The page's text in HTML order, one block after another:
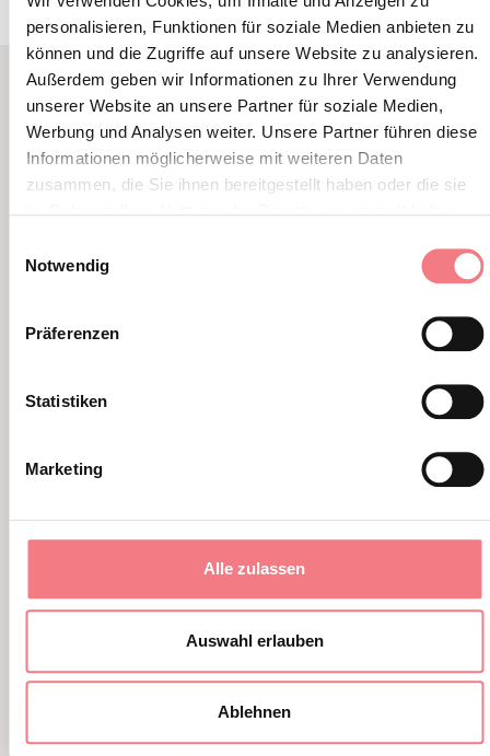
personalisieren, Funktionen für soziale Medien anbieten zu
können und die Zugriffe auf unsere Website zu analysieren.
Außerdem geben wir Informationen zu Ihrer Verwendung
unserer Website an unsere Partner für soziale Medien,
Werbung und Analysen weiter. Unsere Partner führen diese
Informationen möglicherweise mit weiteren Daten
zusammen, die Sie ihnen bereitgestellt haben oder die sie
Notwendig
Präferenzen
Statistiken
Marketing
Alle zulassen
Auswahl erlauben
Ablehnen
VERWANDTER INHALT
SIE KÖNNEN AUCH
MÖGEN
DER CAMMINO DELLE